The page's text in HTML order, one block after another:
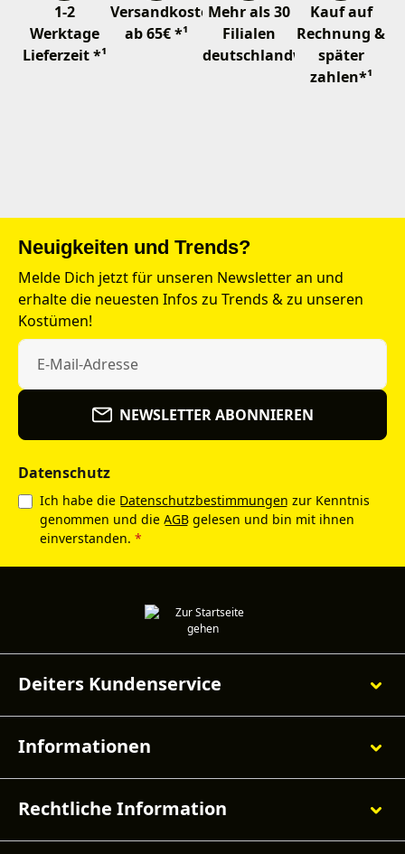
1-2
Werktage
Lieferzeit *¹
Versandkostenfrei
ab 65€ *¹
Mehr als 30
Filialen
deutschlandweit
Kauf auf
Rechnung &
später
zahlen*¹
Neuigkeiten und Trends?
Melde Dich jetzt für unseren Newsletter an und
erhalte die neuesten Infos zu Trends & zu unseren
Kostümen!
NEWSLETTER ABONNIEREN
Datenschutz
Ich habe die Datenschutzbestimmungen zur Kenntnis
genommen und die AGB gelesen und bin mit ihnen
einverstanden. *
Deiters Kundenservice
Informationen
Rechtliche Information